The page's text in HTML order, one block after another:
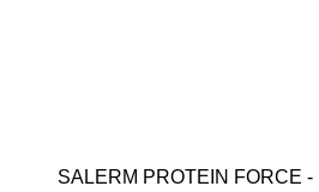
SALERM PROTEIN FORCE